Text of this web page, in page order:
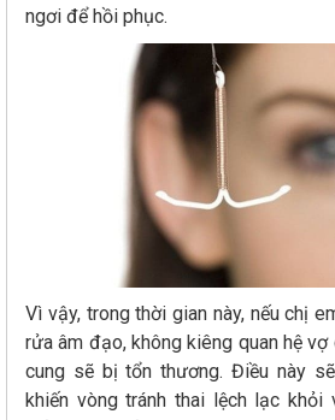
ngơi để hồi phục.
Vì vậy, trong thời gian này, nếu chị
rửa âm đạo, không kiêng quan hệ
cung sẽ bị tổn thương. Điều này
khiến vòng tránh thai lệch lạc